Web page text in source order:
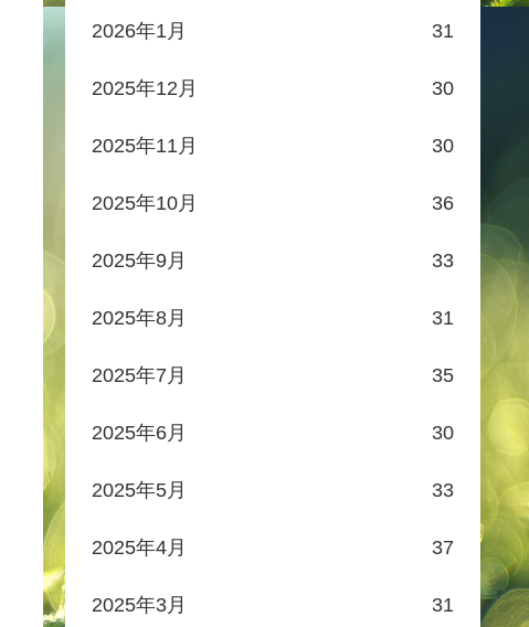
2026年1月 31
2025年12月 30
2025年11月 30
2025年10月 36
2025年9月 33
2025年8月 31
2025年7月 35
2025年6月 30
2025年5月 33
2025年4月 37
2025年3月 31